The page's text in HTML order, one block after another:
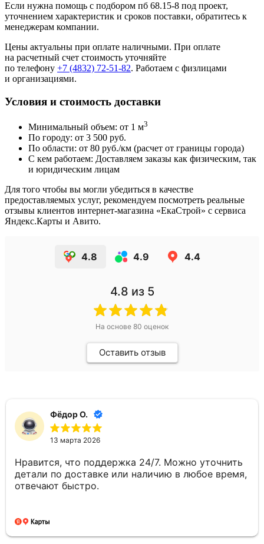
Если нужна помощь с подбором пб 68.15-8 под проект,
уточнением характеристик и сроков поставки, обратитесь к
менеджерам компании.
Цены актуальны при оплате наличными. При оплате
на расчетный счет стоимость уточняйте
по телефону +7 (4832) 72-51-82. Работаем с физлицами
и организациями.
Условия и стоимость доставки
Минимальный объем: от 1 м3
По городу: от 3 500 руб.
По области: от 80 руб./км (расчет от границы города)
С кем работаем: Доставляем заказы как физическим, так
и юридическим лицам
Для того чтобы вы могли убедиться в качестве
предоставляемых услуг, рекомендуем посмотреть реальные
отзывы клиентов интернет-магазина «ЕкаСтрой» с сервиса
Яндекс.Карты и Авито.
4.8 4.9 4.4
4.8 из 5
На основе 80 оценок
Оставить отзыв
Фёдор О.
13 марта 2026
Нравится, что поддержка 24/7. Можно уточнить
детали по доставке или наличию в любое время,
отвечают быстро.